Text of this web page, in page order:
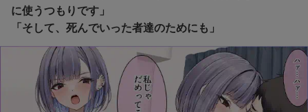
に使うつもりです」
「そして、死んでいった者達のためにも」